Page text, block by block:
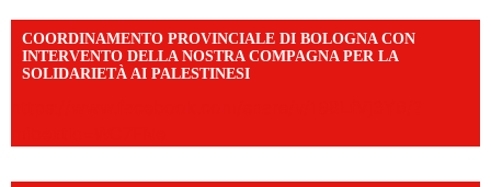
COORDINAMENTO PROVINCIALE DI BOLOGNA CON
INTERVENTO DELLA NOSTRA COMPAGNA PER LA
SOLIDARIETÀ AI PALESTINESI